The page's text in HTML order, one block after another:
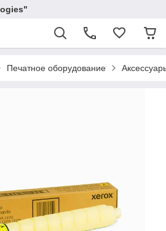
Печатное оборудование